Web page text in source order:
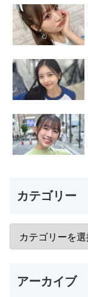
カテゴリー
アーカイブ